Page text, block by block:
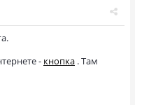
- кнопка . Там